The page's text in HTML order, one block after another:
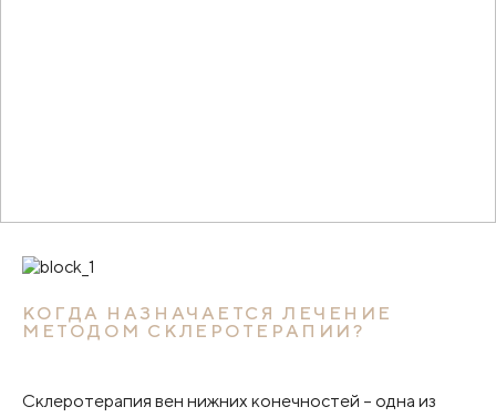
КОГДА НАЗНАЧАЕТСЯ ЛЕЧЕНИЕ
МЕТОДОМ СКЛЕРОТЕРАПИИ?
Склеротерапия вен нижних конечностей – одна из